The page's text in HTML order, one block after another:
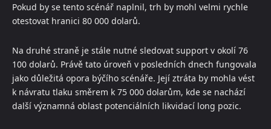
Pokud by se tento scénář naplnil, trh by mohl velmi rychle
otestovat hranici 80 000 dolarů.
Na druhé straně je stále nutné sledovat support v okolí 76
100 dolarů. Právě tato úroveň v posledních dnech fungovala
jako důležitá opora býčího scénáře. Její ztráta by mohla vést
k návratu tlaku směrem k 75 000 dolarům, kde se nachází
další významná oblast potenciálních likvidací long pozic.